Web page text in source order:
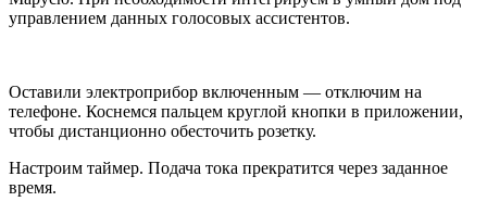
управлением данных голосовых ассистентов.
Оставили электроприбор включенным — отключим на
телефоне. Коснемся пальцем круглой кнопки в приложении,
чтобы дистанционно обесточить розетку.
Настроим таймер. Подача тока прекратится через заданное
время.